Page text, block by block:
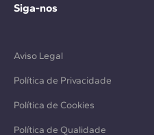
Siga-nos
Aviso Legal
Política de Privacidade
Política de Cookies
Política de Qualidade